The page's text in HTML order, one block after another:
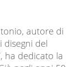
autore di
del
ha dedicato la